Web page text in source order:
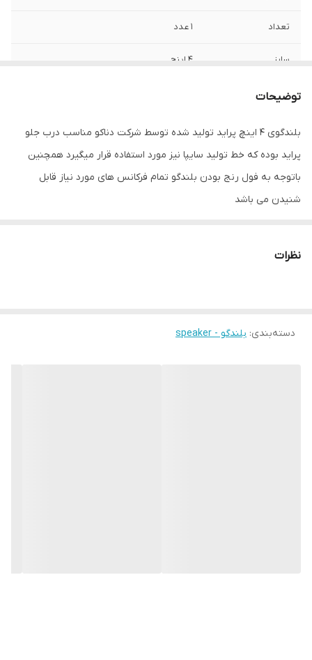
تعداد 1 عدد
سایز 4 اینچ
عمق نصب
وزن 408 گرم
توضیحات
بلندگوی 4 اینچ پراید تولید شده توسط شرکت دناکو مناسب درب جلو
پراید بوده که خط تولید سایپا نیز مورد استفاده قرار میگیرد همچنین
باتوجه به فول رنج بودن بلندگو تمام فرکانس های مورد نیاز قابل
شنیدن می باشد
نظرات
دسته‌بندی: بلندگو - speaker